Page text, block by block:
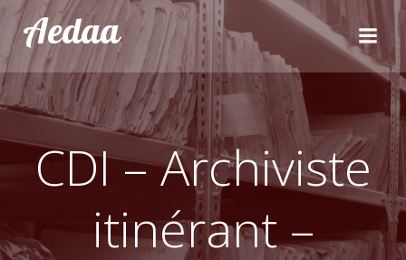
Aller
au
contenu
Aedaa
CDI – Archiviste
itinérant –